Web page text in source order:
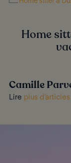
Home
Camille
Lire plus d'articles